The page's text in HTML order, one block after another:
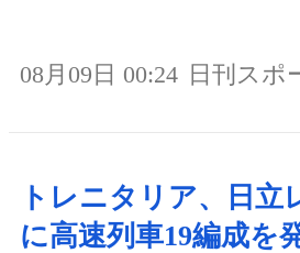
08月09日 00:24 日刊スポ
トレニタリア、日立
に高速列車19編成